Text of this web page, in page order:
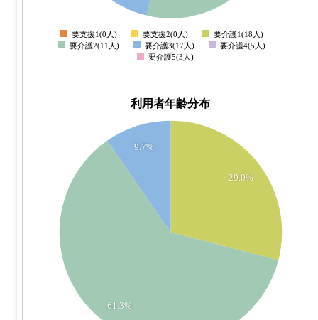
0
要支援1(0人) 要支援2(0人)
要介護1(18人)
要介護2(11人)
要介護3(17人)
要介護4(5人)
要介護5(3人)
利用者年齢分布
29.0%
61.3%
9.7%